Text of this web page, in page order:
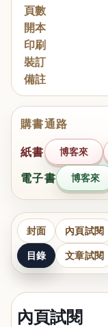
頁數
開本
印刷
裝訂
備註
購書通路
紙書 博客來
電子書 博客來
封面 內頁試閱
目錄 文章試閱
內頁試閱